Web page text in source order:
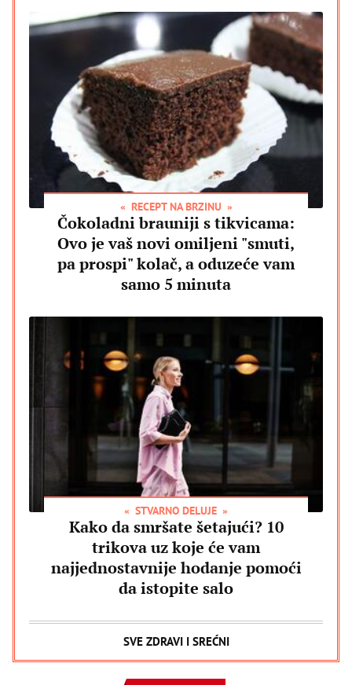
RECEPT NA BRZINU
Čokoladni brauniji s tikvicama:
Ovo je vaš novi omiljeni "smuti,
pa prospi" kolač, a oduzeće vam
samo 5 minuta
STVARNO DELUJE
Kako da smršate šetajući? 10
trikova uz koje će vam
najjednostavnije hodanje pomoći
da istopite salo
SVE ZDRAVI I SREĆNI